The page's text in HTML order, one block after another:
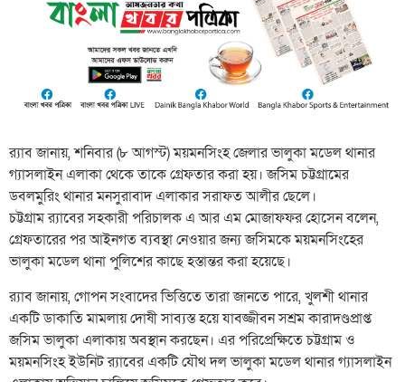
র‌্যাব জানায়, শনিবার (৮ আগস্ট) ময়মনসিংহ জেলার ভালুকা মডেল থানার
গ্যাসলাইন এলাকা থেকে তাকে গ্রেফতার করা হয়। জসিম চট্টগ্রামের
ডবলমুরিং থানার মনসুরাবাদ এলাকার সরাফত আলীর ছেলে।
চট্টগ্রাম র‌্যাবের সহকারী পরিচালক এ আর এম মোজাফফর হোসেন বলেন,
গ্রেফতারের পর আইনগত ব্যবস্থা নেওয়ার জন্য জসিমকে ময়মনসিংহের
ভালুকা মডেল থানা পুলিশের কাছে হস্তান্তর করা হয়েছে।
র‌্যাব জানায়, গোপন সংবাদের ভিত্তিতে তারা জানতে পারে, খুলশী থানার
একটি ডাকাতি মামলায় দোষী সাব্যস্ত হয়ে যাবজ্জীবন সশ্রম কারাদণ্ডপ্রাপ্ত
জসিম ভালুকা এলাকায় অবস্থান করছেন। এর পরিপ্রেক্ষিতে চট্টগ্রাম ও
ময়মনসিংহ ইউনিট র‌্যাবের একটি যৌথ দল ভালুকা মডেল থানার গ্যাসলাইন